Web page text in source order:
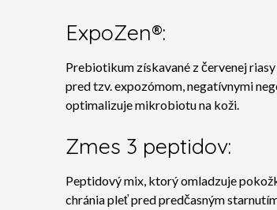
ExpoZen®:
Prebiotikum získavané z červenej
pred tzv. expozómom, negatívnymi
optimalizuje mikrobiotu na koži.
Zmes 3 peptidov:
Peptidový mix, ktorý omladzuje
chránia pleť pred predčasným